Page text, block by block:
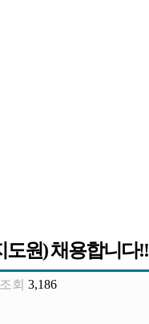
원) 채용합니다!!
조회 3,186